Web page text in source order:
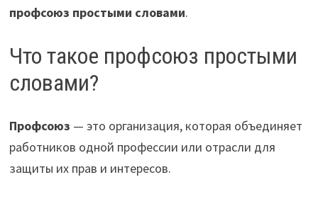
профсоюз простыми словами.
Что такое профсоюз простыми
словами?
Профсоюз — это организация, которая объединяет
работников одной профессии или отрасли для
защиты их прав и интересов.